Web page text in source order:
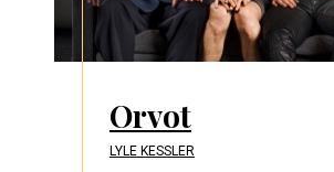
Orvot
LYLE KESSLER